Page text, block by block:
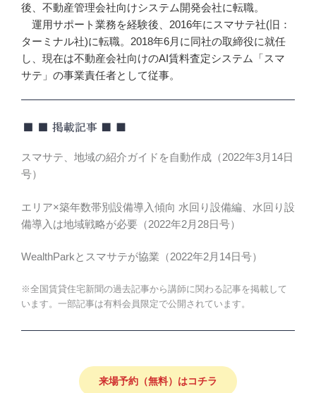
後、不動産管理会社向けシステム開発会社に転職。
運用サポート業務を経験後、2016年にスマサテ社(旧：
ターミナル社)に転職。2018年6月に同社の取締役に就任
し、現在は不動産会社向けのAI賃料査定システム「スマ
サテ」の事業責任者として従事。
スマサテ、地域の紹介ガイドを自動作成（2022年3月14日
号）
エリア×築年数帯別設備導入傾向 水回り設備編、水回り設
備導入は地域戦略が必要（2022年2月28日号）
WealthParkとスマサテが協業（2022年2月14日号）
※全国賃貸住宅新聞の過去記事から講師に関わる記事を掲載して
います。一部記事は有料会員限定で公開されています。
来場予約（無料）はコチラ